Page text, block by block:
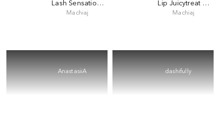
Lash Sensational Sky High Waterproof
Machiaj
Lip Juicytreat
Machiaj
АnastasiiА dashifully